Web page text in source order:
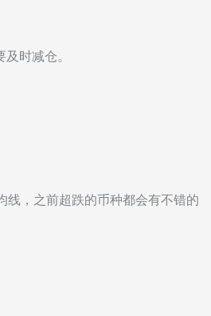
时减仓。
线，之前超跌的币种都会有不错的